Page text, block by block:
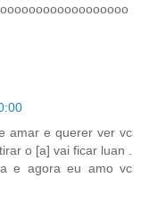
amar e querer ver vc
o [a] vai ficar luan .
e agora eu amo vc